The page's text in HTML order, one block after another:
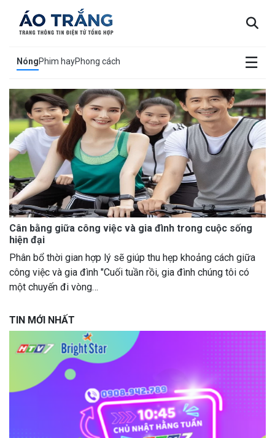
NóngPhim hayPhong cách ☰
×
Cân bằng giữa công việc và gia đình trong cuộc sống
hiện đại
Phân bổ thời gian hợp lý sẽ giúp thu hẹp khoảng cách giữa
công việc và gia đình "Cuối tuần rồi, gia đình chúng tôi có
một chuyến đi vòng…
TIN MỚI NHẤT